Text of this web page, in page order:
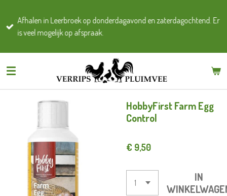
direct
naar
Afhalen in Leerbroek op donderdagavond en zaterdagochtend. Er
is veel mogelijk op afspraak.
HobbyFirst Farm Egg
Control
€ 9,50
IN